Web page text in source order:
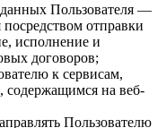
Пользователя —
отправки
исполнение и
договоров;
к сервисам,
на веб-
Пользователю